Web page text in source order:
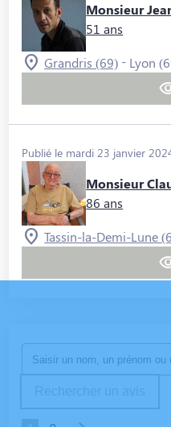
Monsieur
51 ans
Grandris (69) - Lyon
Publié le mardi 23 janvier
Monsieur
86 ans
Tassin-la-Demi-Lune